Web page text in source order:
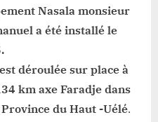
Nasala monsieur
a été installé le
déroulée sur place à
km axe Faradje dans
du Haut -Uélé.